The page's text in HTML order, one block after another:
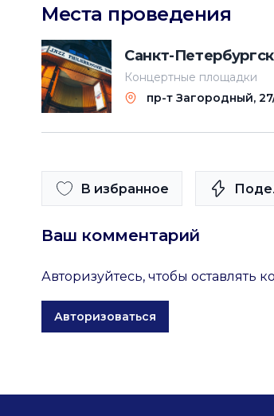
Места проведения
Санкт-
Концертные площадки
пр-т Загородный,
В избранное
Ваш комментарий
Авторизуйтесь, чтобы оставлять
Авторизоваться